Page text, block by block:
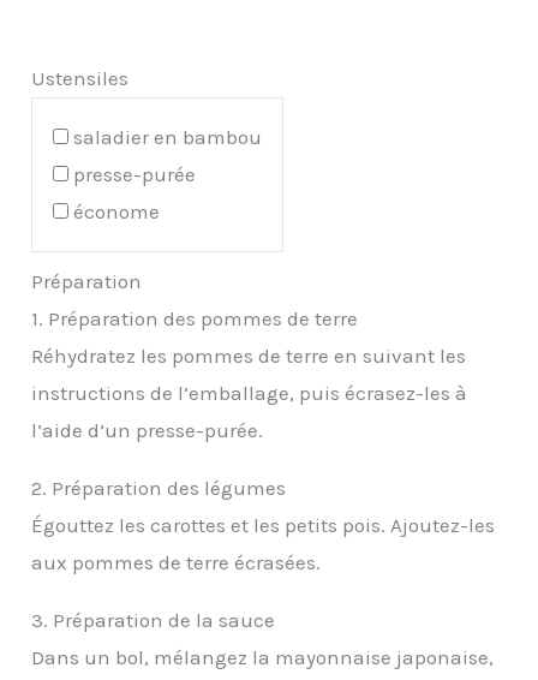
Ustensiles
saladier en bambou
presse-purée
économe
Préparation
1. Préparation des pommes de terre
Réhydratez les pommes de terre en suivant les
instructions de l’emballage, puis écrasez-les à
l’aide d’un presse-purée.
2. Préparation des légumes
Égouttez les carottes et les petits pois. Ajoutez-les
aux pommes de terre écrasées.
3. Préparation de la sauce
Dans un bol, mélangez la mayonnaise japonaise,